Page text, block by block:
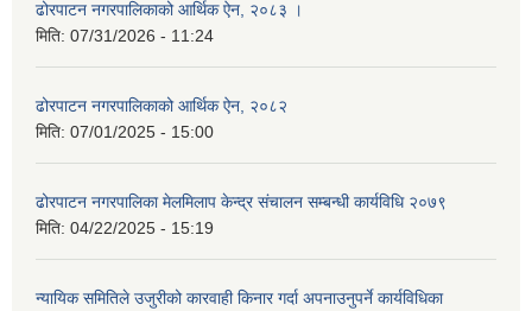
ढोरपाटन नगरपालिकाको आर्थिक ऐन, २०८३ ।
मिति: 07/31/2026 - 11:24
ढोरपाटन नगरपालिकाको आर्थिक ऐन, २०८२
मिति: 07/01/2025 - 15:00
ढोरपाटन नगरपालिका मेलमिलाप केन्द्र संचालन सम्बन्धी कार्यविधि २०७९
मिति: 04/22/2025 - 15:19
न्यायिक समितिले उजुरीको कारवाही किनार गर्दा अपनाउनुपर्ने कार्यविधिका